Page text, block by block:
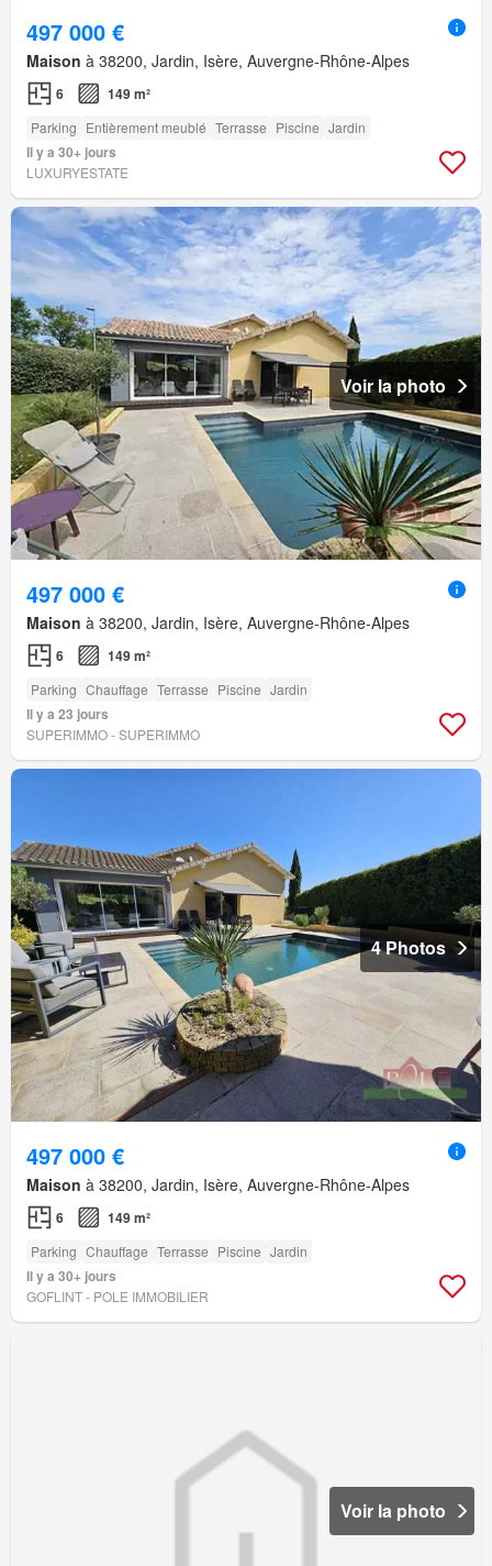
497 000 €
Maison à 38200, Jardin, Isère, Auvergne-Rhône-Alpes
6 149 m²
Parking Entièrement meublé Terrasse Piscine Jardin
Il y a 30+ jours
LUXURYESTATE
Voir la photo
497 000 €
Maison à 38200, Jardin, Isère, Auvergne-Rhône-Alpes
6 149 m²
Parking Chauffage Terrasse Piscine Jardin
Il y a 23 jours
SUPERIMMO - SUPERIMMO
4 Photos
497 000 €
Maison à 38200, Jardin, Isère, Auvergne-Rhône-Alpes
6 149 m²
Parking Chauffage Terrasse Piscine Jardin
Il y a 30+ jours
GOFLINT - POLE IMMOBILIER
Voir la photo